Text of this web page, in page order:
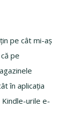
pe cât mi-aș
pe
în aplicația
urile e-